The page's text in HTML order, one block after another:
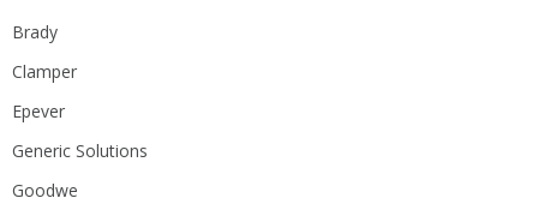
Brady
Clamper
Epever
Generic Solutions
Goodwe